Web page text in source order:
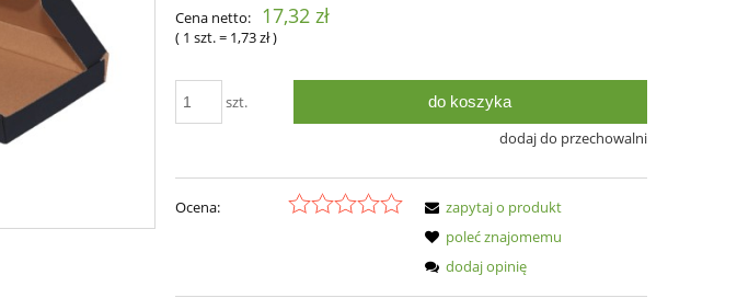
Cena netto:
17,32 zł
( 1szt.= 1,73 zł)
szt. do koszyka
dodaj do przechowalni
Ocena:
zapytaj o produkt
poleć znajomemu
dodaj opinię